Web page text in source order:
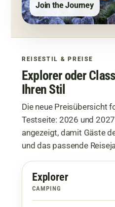
Join the Journey
REISESTIL & PREISE
Explorer oder
Ihren Stil
Die neue Preisübersicht
Testseite: 2026 und
angezeigt, damit Gäste
und das passende
Explorer
CAMPING